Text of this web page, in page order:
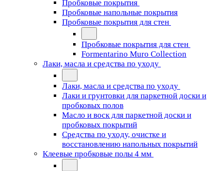
Пробковые покрытия
Пробковые напольные покрытия
Пробковые покрытия для стен
Пробковые покрытия для стен
Formentarino Muro Collection
Лаки, масла и средства по уходу
Лаки, масла и средства по уходу
Лаки и грунтовки для паркетной доски и
пробковых полов
Масло и воск для паркетной доски и
пробковых покрытий
Средства по уходу, очистке и
восстановлению напольных покрытий
Клеевые пробковые полы 4 мм